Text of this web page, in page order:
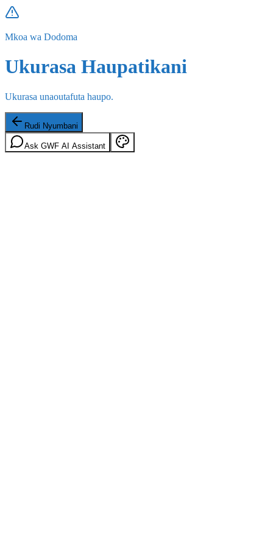
Mkoa wa Dodoma
Ukurasa Haupatikani
Ukurasa unaoutafuta haupo.
Rudi Nyumbani
Ask GWF AI Assistant